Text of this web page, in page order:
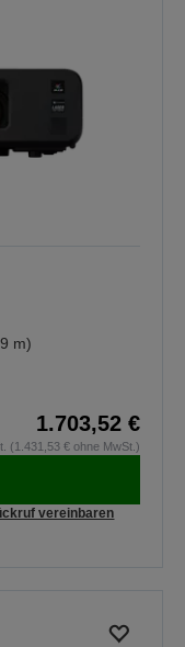
m)
1.703,52 €
(1.431,53 € ohne MwSt.)
vereinbaren